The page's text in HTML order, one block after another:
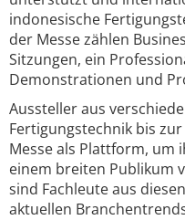
indonesische
der Messe zählen
Sitzungen, ein
Demonstrationen und
Aussteller aus
Fertigungstechnik bis
Messe als Plattform, um
einem breiten Publikum
sind Fachleute aus
aktuellen